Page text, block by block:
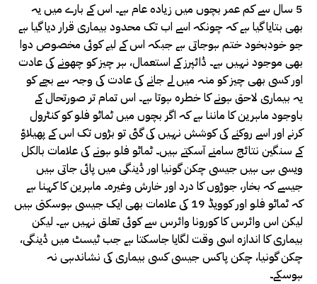
5 سال سے کم عمر بچوں میں زیادہ عام ہے۔ اس کے بارے میں یہ
بھی بتایا گیا ہے کہ چونکہ اسے اب تک محدود بیماری قرار دیا گیا ہے
جو خودبخود ختم ہوجاتی ہے جبکہ اس کے لیے کوئی مخصوص دوا
بھی موجود نہیں ہے۔ ڈائپرز کے استعمال، ہر چیز کو چھونے کی عادت
اور کسی بھی چیز کو منہ میں لے جانے کی عادت کی وجہ سے بچے کو
یہ بیماری لاحق ہونے کا خطرہ ہوتا ہے۔ اس تمام تر صورتحال کے
باوجود ماہرین کا ماننا ہے کہ اگر بچوں میں ٹماٹو فلو کو کنٹرول
کرنے اور اسے روکنے کی کوشش نہیں کی گئی تو بڑوں تک اس کے پھیلاؤ
کے سنگین نتائج سامنے آسکتے ہیں۔ ٹماٹو فلو ہونے کی علامات بالکل
ویسی ہی ہیں جیسی چکن گونیا اور ڈینگی میں پائی جاتی ہیں
جیسے کہ بخار، جوڑوں کا درد اور خارش وغیرہ۔ ماہرین کا کہنا ہے
کہ ٹماٹو فلو اور کوویڈ 19 کی علامات بھی ایک جیسی ہوسکتی ہیں
لیکن اس وائرس کا کورونا وائرس سے کوئی تعلق نہیں ہے۔ لیکن
بیماری کا اندازہ اسی وقت لگایا جاسکتا ہے جب ٹیسٹ میں ڈینگی،
چکن گونیا، چکن پاکس جیسی کسی بیماری کی نشاندہی نہ
ہوسکے۔